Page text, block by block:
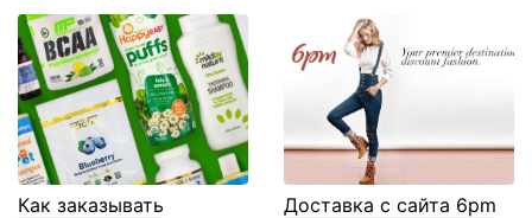
Как заказывать
Доставка с сайта 6pm